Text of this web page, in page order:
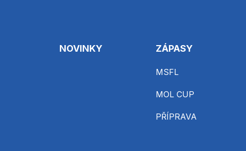
NOVINKY ZÁPASY
MSFL
MOL CUP
PŘÍPRAVA